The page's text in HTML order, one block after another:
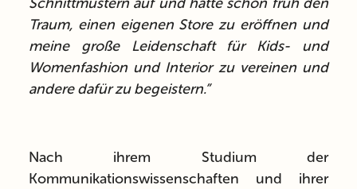
Traum, einen eigenen Store zu eröffnen und
meine große Leidenschaft für Kids- und
Womenfashion und Interior zu vereinen und
andere dafür zu begeistern.”
Nach ihrem Studium der
Kommunikationswissenschaften und ihrer